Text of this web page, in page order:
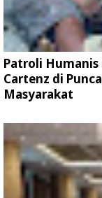
Patroli Humanis
Cartenz di
Masyarakat